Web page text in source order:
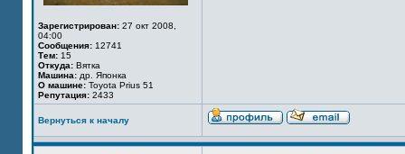
Зарегистрирован: 27 окт 2008,
04:00
Сообщения: 12741
Тем: 15
Откуда: Вятка
Машина: др. Японка
О машине: Toyota Prius 51
Репутация: 2433
Вернуться к началу